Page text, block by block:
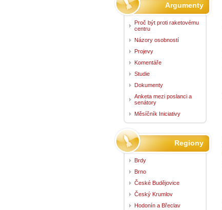
Argumenty
Proč být proti raketovému
centru
Názory osobností
Projevy
Komentáře
Studie
Dokumenty
Anketa mezi poslanci a
senátory
Měsíčník Iniciativy
Regiony
Brdy
Brno
České Budějovice
Český Krumlov
Hodonín a Břeclav